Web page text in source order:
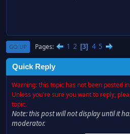
GO UP Pages 1 2 3 4 5
Quick Reply
Warning: this topic has not been posted
Unless you're sure you want to reply,
topic.
Note: this post will not display until it
moderator.